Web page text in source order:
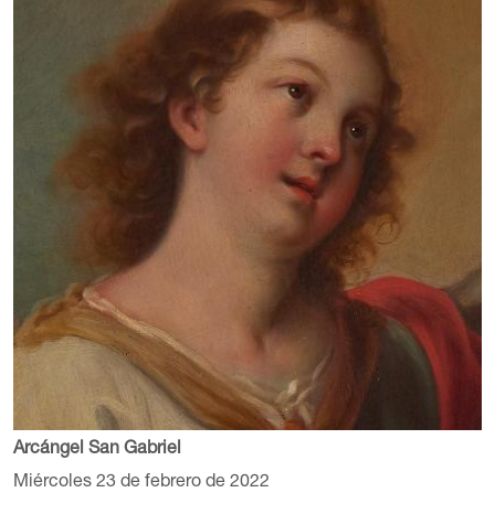
Arcángel San Gabriel
Miércoles 23 de febrero de 2022